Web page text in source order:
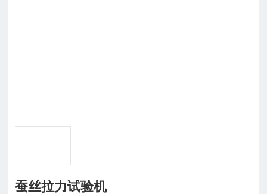
蚕丝拉力试验机